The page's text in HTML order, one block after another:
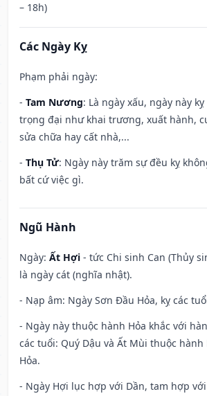
– 18h)
Các Ngày Kỵ
Phạm phải ngày:
- Tam Nương: Là ngày xấu, ngày này
trọng đại như khai trương, xuất hành,
sửa chữa hay cất nhà,...
- Thụ Tử: Ngày này trăm sự đều kỵ
bất cứ việc gì.
Ngũ Hành
Ngày: Ất Hợi - tức Chi sinh Can (Thủy
là ngày cát (nghĩa nhật).
- Nạp âm: Ngày Sơn Đầu Hỏa, kỵ các
- Ngày này thuộc hành Hỏa khắc với
các tuổi: Quý Dậu và Ất Mùi thuộc
Hỏa.
- Ngày Hợi lục hợp với Dần, tam hợp